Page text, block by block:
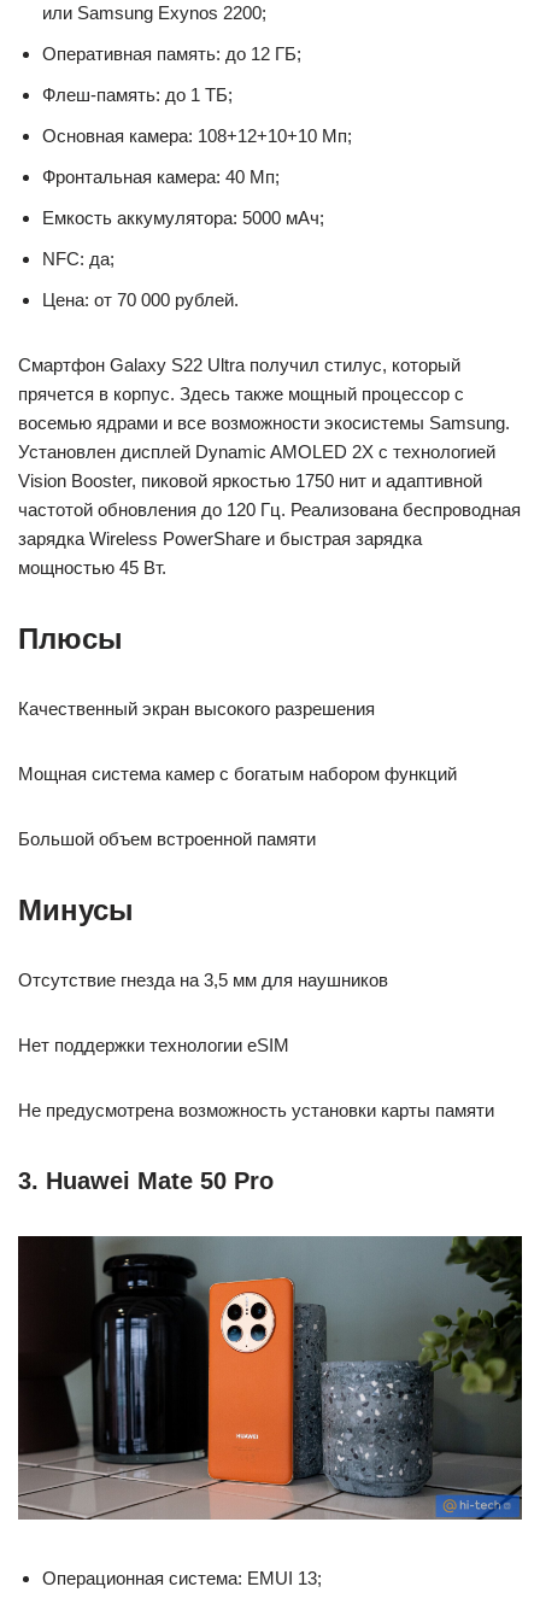
или Samsung Exynos 2200;
Оперативная память: до 12 ГБ;
Флеш-память: до 1 ТБ;
Основная камера: 108+12+10+10 Мп;
Фронтальная камера: 40 Мп;
Емкость аккумулятора: 5000 мАч;
NFC: да;
Цена: от 70 000 рублей.
Смартфон Galaxy S22 Ultra получил стилус, который
прячется в корпус. Здесь также мощный процессор с
восемью ядрами и все возможности экосистемы Samsung.
Установлен дисплей Dynamic AMOLED 2X с технологией
Vision Booster, пиковой яркостью 1750 нит и адаптивной
частотой обновления до 120 Гц. Реализована беспроводная
зарядка Wireless PowerShare и быстрая зарядка
мощностью 45 Вт.
Плюсы
Качественный экран высокого разрешения
Мощная система камер с богатым набором функций
Большой объем встроенной памяти
Минусы
Отсутствие гнезда на 3,5 мм для наушников
Нет поддержки технологии eSIM
Не предусмотрена возможность установки карты памяти
3. Huawei Mate 50 Pro
Операционная система: EMUI 13;